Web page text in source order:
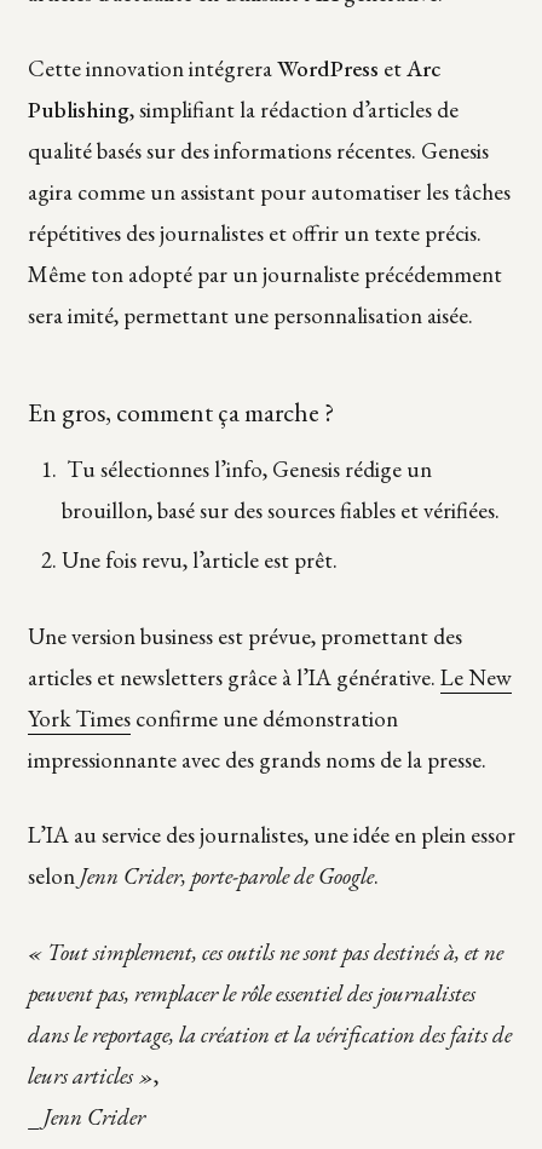
Cette innovation intégreraWordPress etArc
Publishing, simplifiant la rédaction d’articles de
qualité basés sur des informations récentes. Genesis
agira comme un assistant pour automatiser les tâches
répétitives des journalistes et offrir un texte précis.
Même ton adopté par un journaliste précédemment
sera imité, permettant une personnalisation aisée.
En gros, comment ça marche ?
Tu sélectionnes l’info, Genesis rédige un
brouillon, basé sur des sources fiables et vérifiées.
Une fois revu, l’article est prêt.
Une version business est prévue, promettant des
articles et newsletters grâce à l’IA générative. Le New
York Timesconfirme une démonstration
impressionnante avec des grands noms de la presse.
L’IA au service des journalistes, une idée en plein essor
selonJenn Crider, porte-parole de Google.
« Tout simplement, ces outils ne sont pas destinés à, et ne
peuvent pas, remplacer le rôle essentiel des journalistes
dans le reportage, la création et la vérification des faits de
leurs articles »,
Jenn Crider